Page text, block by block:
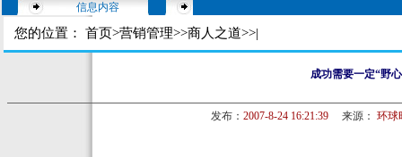
信息内容
您的位置： 首页>营销管理>>商人之道>>|
成功需要一定“野
发布： 2007-8-24 16:21:39来源： 环球